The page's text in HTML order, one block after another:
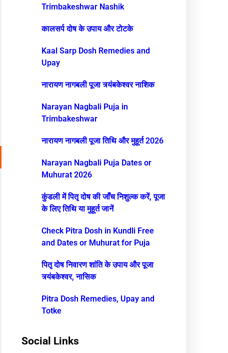
Trimbakeshwar Nashik
कालसर्प दोष के उपाय और टोटके
Kaal Sarp Dosh Remedies and
Upay
नारायण नागबली पूजा त्र्यंबकेश्वर नाशिक
Narayan Nagbali Puja in
Trimbakeshwar
नारायण नागबली पूजा तिथि और मुहूर्त 2026
Narayan Nagbali Puja Dates or
Muhurat 2026
कुंडली में पितृ दोष की जाँच निशुल्क करें, पूजा
के लिए तिथि या मुहूर्त जानें
Check Pitra Dosh in Kundli Free
and Dates or Muhurat for Puja
पितृ दोष निवारण शांति के उपाय और पूजा
त्र्यंबकेश्वर, नासिक
Pitra Dosh Remedies, Upay and
Totke
Social Links